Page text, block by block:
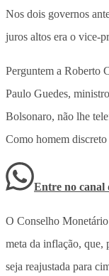
Nos dois governos
juros altos era o vice-
Perguntem a Roberto
Paulo Guedes,
Bolsonaro, não lhe
Como homem
Entre no canal
O Conselho
meta da inflação, que,
seja reajustada para